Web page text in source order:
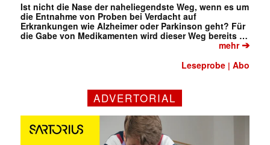
Ist nicht die Nase der naheliegendste Weg, wenn es um
die Entnahme von Proben bei Verdacht auf
Erkrankungen wie Alzheimer oder Parkinson geht? Für
die Gabe von Medikamenten wird dieser Weg bereits …
mehr➔
Leseprobe |Abo
ADVERTORIAL